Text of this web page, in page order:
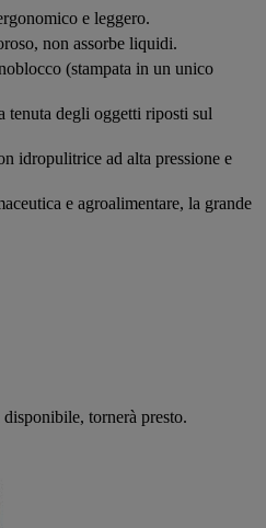
e leggero.
non assorbe liquidi.
(stampata in un unico
tenuta degli oggetti riposti sul
idropulitrice ad alta pressione e
e agroalimentare, la grande
tornerà presto.